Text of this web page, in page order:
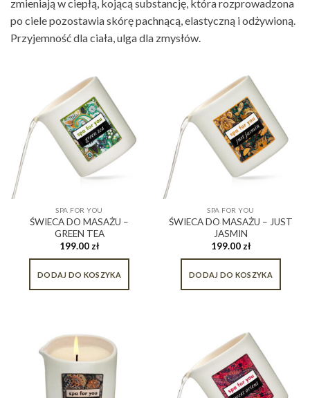
zmieniają w ciepłą, kojącą substancję, która rozprowadzona
po ciele pozostawia skórę pachnącą, elastyczną i odżywioną.
Przyjemność dla ciała, ulga dla zmysłów.
SPA FOR YOU
ŚWIECA DO MASAŻU –
GREEN TEA
199.00 zł
DODAJ DO KOSZYKA
SPA FOR YOU
ŚWIECA DO MASAŻU – JUST
JASMIN
199.00 zł
DODAJ DO KOSZYKA